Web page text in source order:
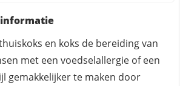
en koks de bereiding van
met een voedselallergie of een
gemakkelijker te maken door